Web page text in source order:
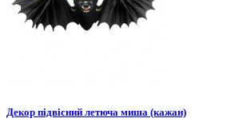
Декор підвісний летюча миша (кажан)